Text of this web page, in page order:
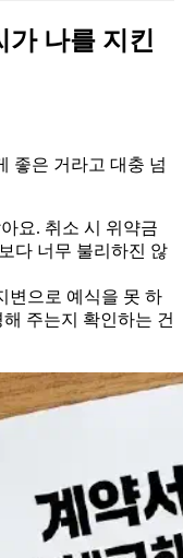
가 나를 지킨
좋은 거라고 대충 넘
요. 취소 시 위약금
보다 너무 불리하진 않
변으로 예식을 못 하
주는지 확인하는 건